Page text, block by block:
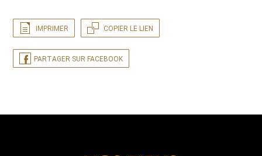
IMPRIMER COPIER LE LIEN
PARTAGER SUR FACEBOOK